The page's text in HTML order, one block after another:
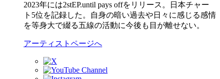
2023年には2stEP.until pays offをリリース。日本チャー
ト5位を記録した。自身の暗い過去や日々に感じる感情
を等身大で綴る五線の活動に今後も目が離せない。
アーティストページへ